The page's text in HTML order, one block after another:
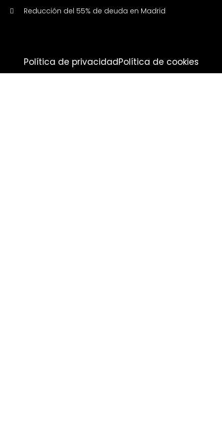
Reducción del 55% de deuda en Madrid
Política de privacidadPolítica de cookies